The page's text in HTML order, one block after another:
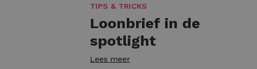
TIPS & TRICKS
Loonbrief in de
spotlight
Lees meer